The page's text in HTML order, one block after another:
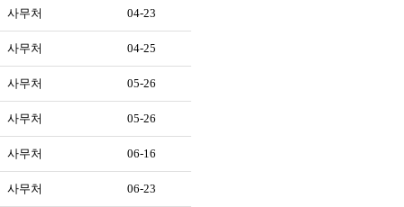
사무처 04-23
사무처 04-25
사무처 05-26
사무처 05-26
사무처 06-16
사무처 06-23